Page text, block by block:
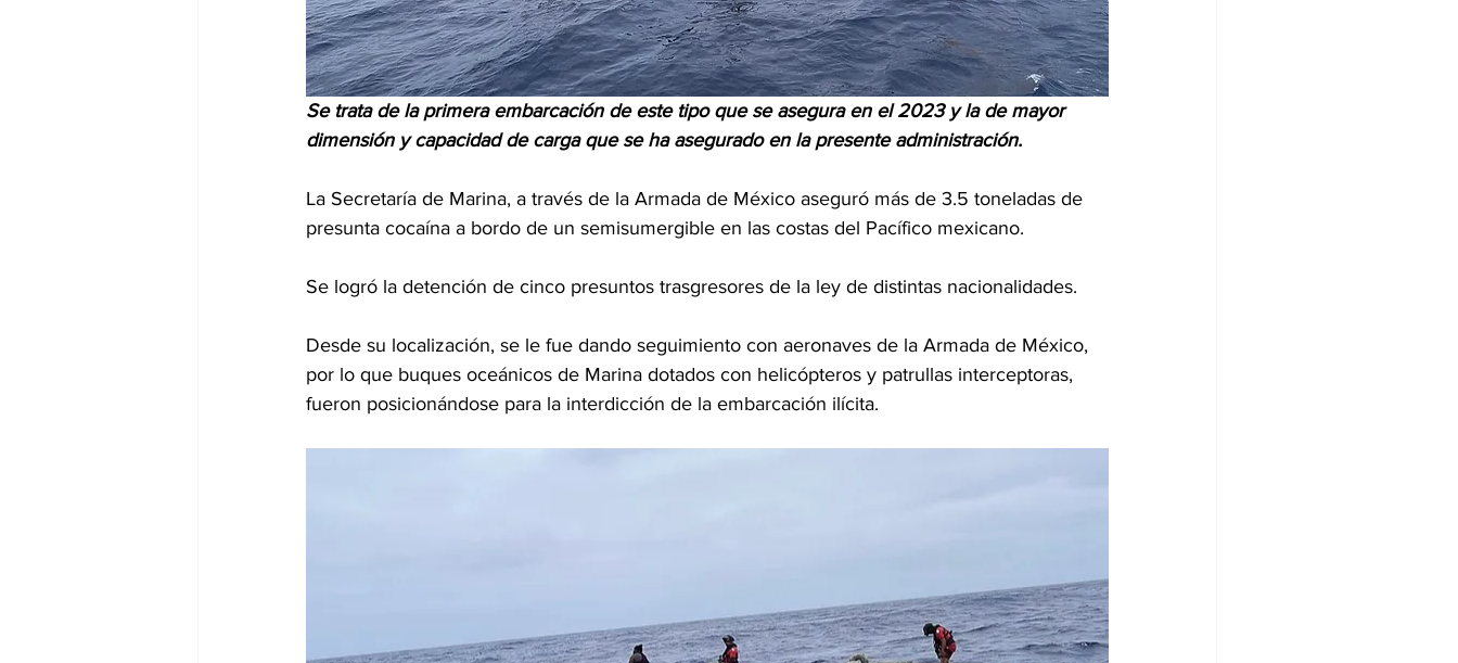
Se trata de la primera embarcación de este tipo que se asegura en el 2023 y la de mayor
dimensión y capacidad de carga que se ha asegurado en la presente administración.
La Secretaría de Marina, a través de la Armada de México aseguró más de 3.5 toneladas de
presunta cocaína a bordo de un semisumergible en las costas del Pacífico mexicano.
Se logró la detención de cinco presuntos trasgresores de la ley de distintas nacionalidades.
Desde su localización, se le fue dando seguimiento con aeronaves de la Armada de México,
por lo que buques oceánicos de Marina dotados con helicópteros y patrullas interceptoras,
fueron posicionándose para la interdicción de la embarcación ilícita.